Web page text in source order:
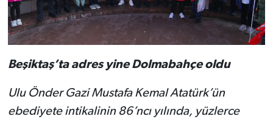
Beşiktaş’ta adres yine Dolmabahçe oldu
Ulu Önder Gazi Mustafa Kemal Atatürk’ün
ebediyete intikalinin 86’ncı yılında, yüzlerce